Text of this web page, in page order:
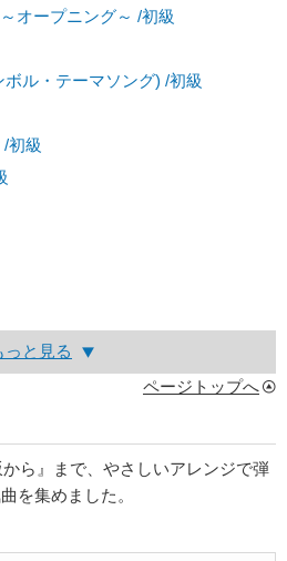
オープニング～ /初級
ル・テーマソング) /初級
初級
っと見る
ページトップへ
ら』まで、やさしいアレンジで弾
を集めました。